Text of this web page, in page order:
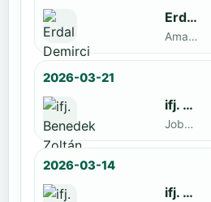
Erdal Demirci
Amatőr · döntős: Enyedi Gergely
2026-03-21
ifj. Benedek Zoltán
Jobbak · döntős: Szatmári István
2026-03-14
ifj. Benedek Zoltán